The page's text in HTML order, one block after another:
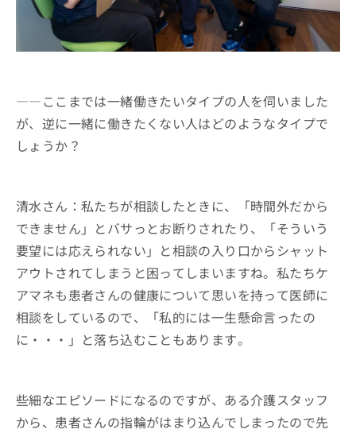
――ここまでは一緒働きたいタイプの人を伺いました
が、逆に一緒に働きたくない人はどのようなタイプで
しょうか？
清水さん：私たちが相談したときに、「時間外だから
できません」とバサっとお断りされたり、「そういう
要望には応えられない」と相談の入り口からシャット
アウトされてしまうと困ってしまいますね。私たちケ
アマネも患者さんの健康について思いを持って医師に
相談をしているので、「私的には一生懸命言ったの
に・・・」と落ち込むこともあります。
些細なエピソードになるのですが、ある介護スタッフ
から、患者さんの指輪がはまり込んでしまったので先